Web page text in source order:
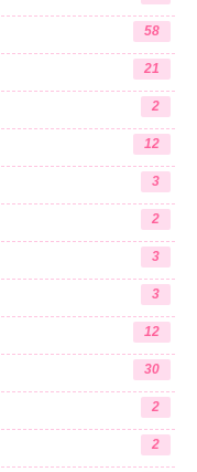
58
21
2
12
3
2
3
3
12
30
2
2